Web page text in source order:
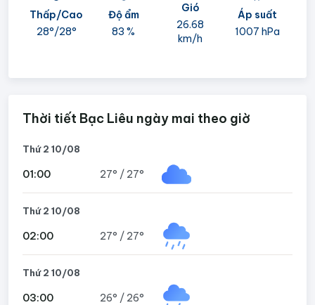
Thấp/Cao
28°/28°
Độ ẩm
83 %
Gió
26.68
km/h
Áp suất
1007 hPa
Thời tiết Bạc Liêu ngày mai theo giờ
Thứ 2 10/08
01:00 27° / 27°
Thứ 2 10/08
02:00 27° / 27°
Thứ 2 10/08
03:00 26° / 26°